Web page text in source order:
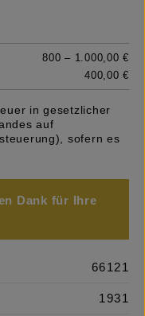
800 – 1.000,00 €
400,00 €
in gesetzlicher
auf
sofern es
Dank für Ihre
66121
1931